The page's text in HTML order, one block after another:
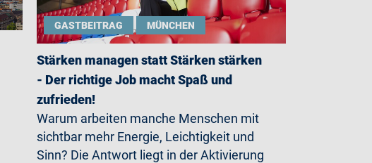
GASTBEITRAG MÜNCHEN
Stärken managen statt Stärken stärken
- Der richtige Job macht Spaß und
zufrieden!
Warum arbeiten manche Menschen mit
sichtbar mehr Energie, Leichtigkeit und
Sinn? Die Antwort liegt in der Aktivierung